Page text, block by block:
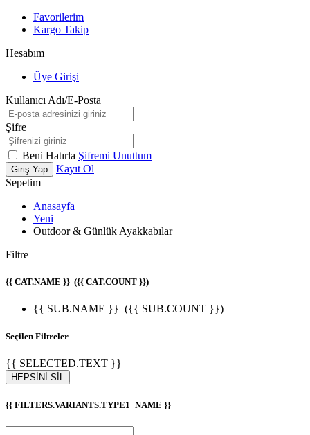
Favorilerim
Kargo Takip
Hesabım
Üye Girişi
Kullanıcı Adı/E-Posta
Şifre
Beni Hatırla Şifremi Unuttum
Giriş Yap
Kayıt Ol
Sepetim
Anasayfa
Yeni
Outdoor & Günlük Ayakkabılar
Filtre
{{ CAT.NAME }} ({{ CAT.COUNT }})
{{ SUB.NAME }} ({{ SUB.COUNT }})
Seçilen Filtreler
{{ SELECTED.TEXT }}
HEPSİNİ SİL
{{ FILTERS.VARIANTS.TYPE1_NAME }}